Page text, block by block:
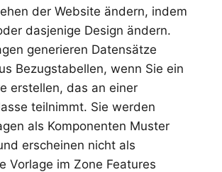
der Website ändern, indem
dasjenige Design ändern.
generieren Datensätze
Bezugstabellen, wenn Sie ein
erstellen, das an einer
teilnimmt. Sie werden
als Komponenten Muster
erscheinen nicht als
Vorlage im Zone Features